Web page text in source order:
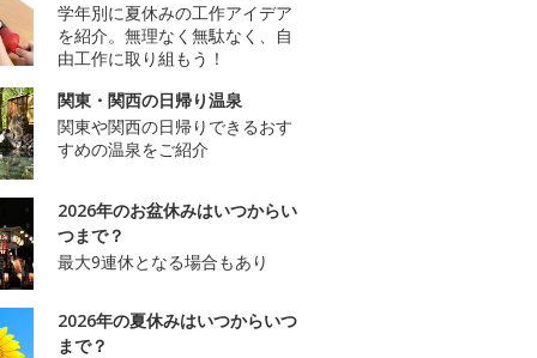
学年別に夏休みの工作アイデア
を紹介。無理なく無駄なく、自
由工作に取り組もう！
関東・関西の日帰り温泉
関東や関西の日帰りできるおす
すめの温泉をご紹介
2026年のお盆休みはいつからい
つまで？
最大9連休となる場合もあり
2026年の夏休みはいつからいつ
まで？